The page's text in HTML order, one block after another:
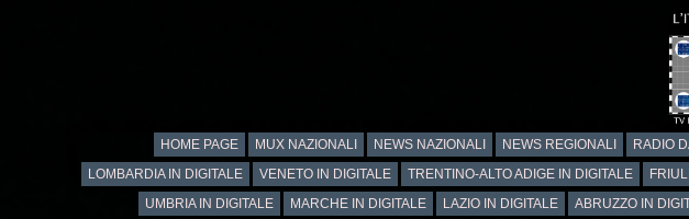
HOME PAGE MUX NAZIONALI NEWS NAZIONALI NEWS REGIONALI RADIO
LOMBARDIA IN DIGITALE
VENETO IN DIGITALE TRENTINO-ALTO ADIGE IN DIGITALE
UMBRIA IN DIGITALE
MARCHE IN DIGITALE LAZIO IN DIGITALE ABRUZZO IN